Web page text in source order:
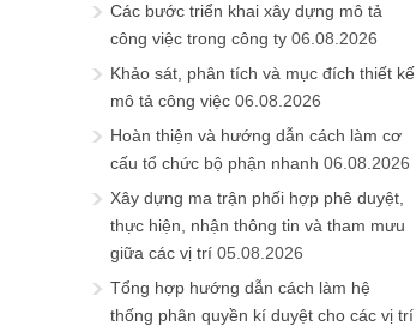
Các bước triển khai xây dựng mô tả
công việc trong công ty 06.08.2026
Khảo sát, phân tích và mục đích thiết kế
mô tả công việc 06.08.2026
Hoàn thiện và hướng dẫn cách làm cơ
cấu tổ chức bộ phận nhanh 06.08.2026
Xây dựng ma trận phối hợp phê duyệt,
thực hiện, nhận thông tin và tham mưu
giữa các vị trí 05.08.2026
Tổng hợp hướng dẫn cách làm hệ
thống phân quyền kí duyệt cho các vị trí